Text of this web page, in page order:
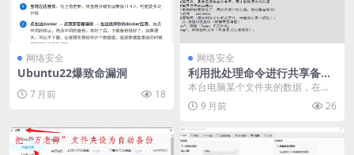
网络安全
Ubuntu22爆致命漏洞
7 月前 18
网络安全
利用批处理命令进行共享备份-
增量备份（双击批处理，可以
本台电脑某个文件夹的数据，在局
域网另一电脑上也存一份，用批处
理+局域网文件共享这...
9 月前 26